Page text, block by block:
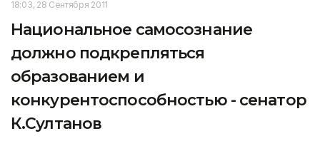
18:03, 28 Сентября 2011
Национальное самосознание
должно подкрепляться
образованием и
конкурентоспособностью - сенатор
К.Султанов